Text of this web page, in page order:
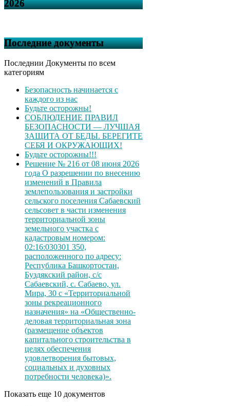
2026
Последние документы
Последнии Документы по всем
категориям
Безопасность начинается с
каждого из нас
Будьте осторожны!
СОБЛЮДЕНИЕ ПРАВИЛ
БЕЗОПАСНОСТИ — ЛУЧШАЯ
ЗАЩИТА ОТ БЕДЫ. БЕРЕГИТЕ
СЕБЯ И ОКРУЖАЮЩИХ!
Будьте осторожны!!!
Решение № 216 от 08 июня 2026
года О разрешении по внесению
изменений в Правила
землепользования и застройки
сельского поселения Сабаевский
сельсовет в части изменения
территориальной зоны
земельного участка с
кадастровым номером:
02:16:030301 350,
расположенного по адресу:
Республика Башкортостан,
Буздякский район, с/с
Сабаевский, с. Сабаево, ул.
Мира, 30 с «Территориальной
зоны рекреационного
назначения» на «Общественно-
деловая территориальная зона
(размещение объектов
капитального строительства в
целях обеспечения
удовлетворения бытовых,
социальных и духовных
потребности человека)».
Показать еще 10 документов